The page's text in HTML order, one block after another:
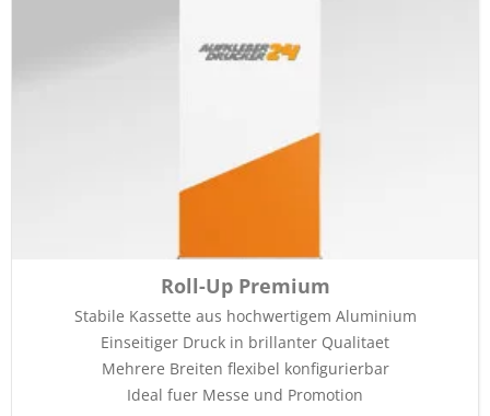
Roll-Up Premium
Stabile Kassette aus hochwertigem Aluminium
Einseitiger Druck in brillanter Qualitaet
Mehrere Breiten flexibel konfigurierbar
Ideal fuer Messe und Promotion